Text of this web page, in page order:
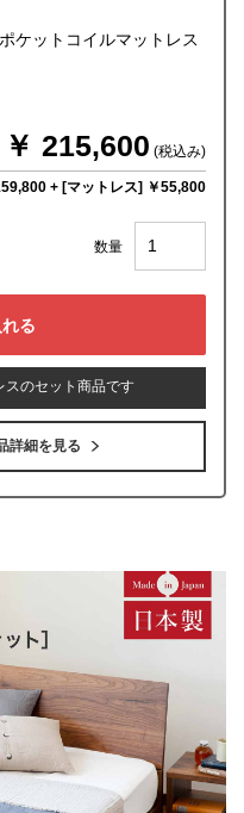
ケットコイルマットレス
￥ 215,600 (税込み)
+ [マットレス] ￥55,800
数量
スのセット商品です
詳細を見る